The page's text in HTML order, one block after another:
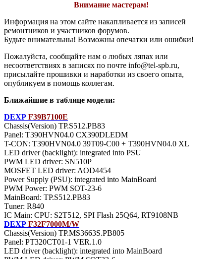
Внимание мастерам!
Информация на этом сайте накапливается из записей
ремонтников и участников форумов.
Будьте внимательны! Возможны опечатки или ошибки!
Пожалуйста, сообщайте нам о любых ляпах или
несоответствиях в записях по почте info@tel-spb.ru,
присылайте прошивки и наработки из своего опыта,
опубликуем в помощь коллегам.
Ближайшие в таблице модели:
DEXP F39B7100E
Chassis(Version) TP.S512.PB83
Panel: T390HVN04.0 CX390DLEDM
T-CON: T390HVN04.0 39T09-C00 + T390HVN04.0 XL
LED driver (backlight): integrated into PSU
PWM LED driver: SN510P
MOSFET LED driver: AOD4454
Power Supply (PSU): integrated into MainBoard
PWM Power: PWM SOT-23-6
MainBoard: TP.S512.PB83
Тuner: R840
IC Main: CPU: S2T512, SPI Flash 25Q64, RT9108NB
DEXP F32F7000M/W
Chassis(Version) TP.MS3663S.PB805
Panel: PT320CT01-1 VER.1.0
LED driver (backlight): integrated into MainBoard